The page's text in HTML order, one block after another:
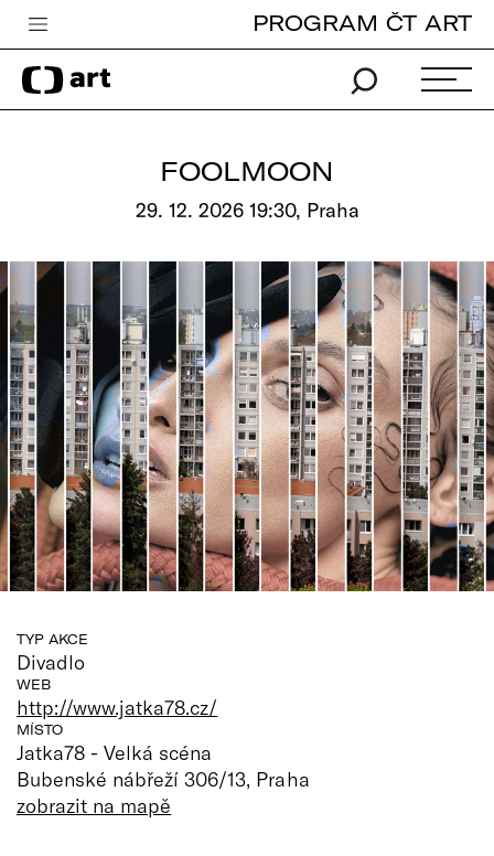
Česká televize
Zpravodajství
Pro děti
edu
Vše o ČT
PROGRAM ČT ART
FOOLMOON
29. 12. 2026 19:30, Praha
TYP AKCE
Divadlo
WEB
http://www.jatka78.cz/
MÍSTO
Jatka78 - Velká scéna
Bubenské nábřeží 306/13, Praha
zobrazit na mapě